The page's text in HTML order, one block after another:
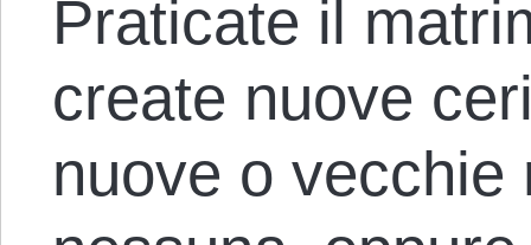
Praticate il
create nuove
nuove o vecchie